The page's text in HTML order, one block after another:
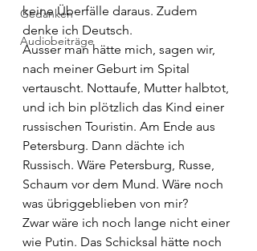
Gedanken
Audiobeiträge
keine Überfälle daraus. Zudem
denke ich Deutsch.
Ausser man hätte mich, sagen wir,
nach meiner Geburt im Spital
vertauscht. Nottaufe, Mutter halbtot,
und ich bin plötzlich das Kind einer
russischen Touristin. Am Ende aus
Petersburg. Dann dächte ich
Russisch. Wäre Petersburg, Russe,
Schaum vor dem Mund. Wäre noch
was übriggeblieben von mir?
Zwar wäre ich noch lange nicht einer
wie Putin. Das Schicksal hätte noch